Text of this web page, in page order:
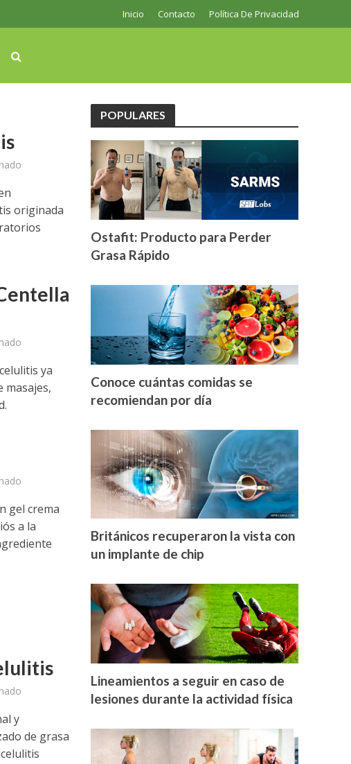
Inicio Contacto Política De Privacidad
originada
ya
masajes,
gel crema
a la
y
de grasa
POPULARES
Ostafit: Producto para Perder
Grasa Rápido
Conoce cuántas comidas se
recomiendan por día
Británicos recuperaron la vista con
un implante de chip
Lineamientos a seguir en caso de
lesiones durante la actividad física